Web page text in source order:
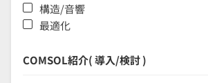
構造/音響
最適化
COMSOL紹介( 導入/検討 )